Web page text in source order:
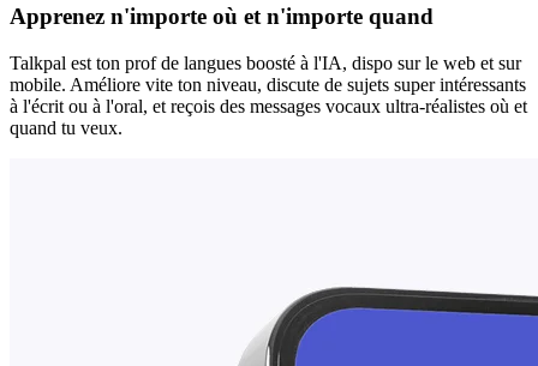
Apprenez n'importe où et n'importe quand
Talkpal est ton prof de langues boosté à l'IA, dispo sur le web et sur
mobile. Améliore vite ton niveau, discute de sujets super intéressants
à l'écrit ou à l'oral, et reçois des messages vocaux ultra-réalistes où et
quand tu veux.